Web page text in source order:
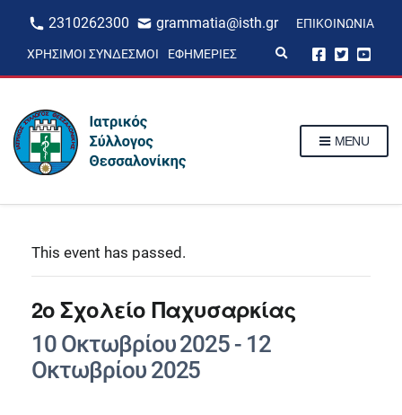
2310262300 grammatia@isth.gr ΕΠΙΚΟΙΝΩΝΊΑ
ΧΡΉΣΙΜΟΙ ΣΎΝΔΕΣΜΟΙ ΕΦΗΜΕΡΊΕΣ
p
MENU
This event has passed.
2ο Σχολείο Παχυσαρκίας
10 Οκτωβρίου 2025 - 12
Οκτωβρίου 2025